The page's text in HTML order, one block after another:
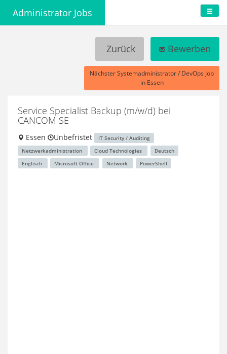
Administrator Jobs
Zurück Bewerben
Nächster Systemadministrator / DevOps Job
in Essen
Service Specialist Backup (m/w/d) bei
CANCOM SE
Essen Unbefristet
IT Security / Auditing
Netzwerkadministration
Cloud Technologies
Deutsch
Englisch
Microsoft Office Network PowerShell